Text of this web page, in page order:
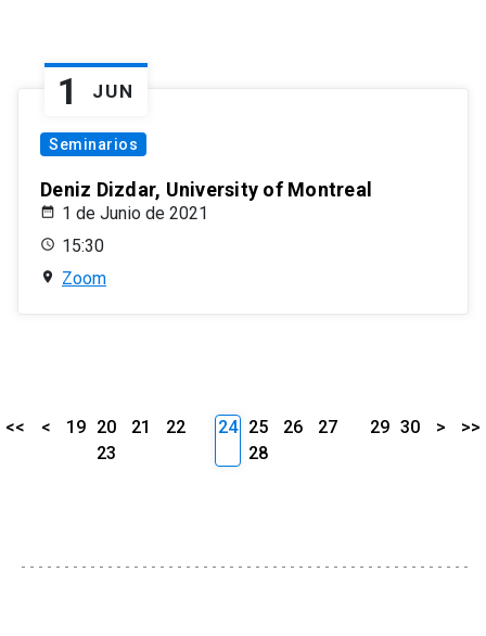
1 JUN
Seminarios
Deniz Dizdar, University of Montreal
1 de Junio de 2021
15:30
Zoom
<< < 19 20 21
22
23
24 25 26
27
28
29 30 > >>